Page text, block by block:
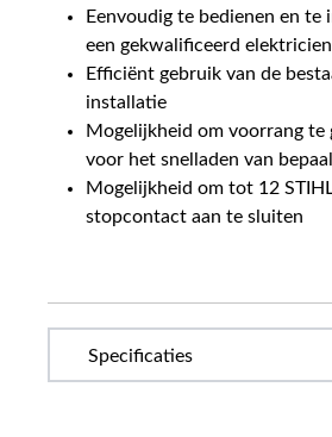
Eenvoudig te bedienen en te
een gekwalificeerd elektricien
Efficiënt gebruik van de
installatie
Mogelijkheid om voorrang te
voor het snelladen van
Mogelijkheid om tot 12
stopcontact aan te sluiten